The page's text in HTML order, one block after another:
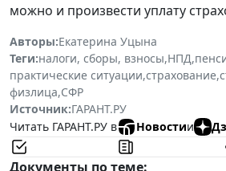
можно и произвести уплату
Авторы:Екатерина Уцына
Теги:налоги, сборы, взносы,НПД,
практические ситуации,страхование,
физлица,СФР
Источник:ГАРАНТ.РУ
Читать ГАРАНТ.РУ в
Новостии
Документы по теме: